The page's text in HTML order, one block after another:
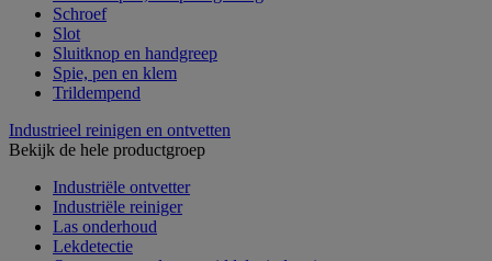
Schroef
Slot
Sluitknop en handgreep
Spie, pen en klem
Trildempend
Industrieel reinigen en ontvetten
Bekijk de hele productgroep
Industriële ontvetter
Industriële reiniger
Las onderhoud
Lekdetectie